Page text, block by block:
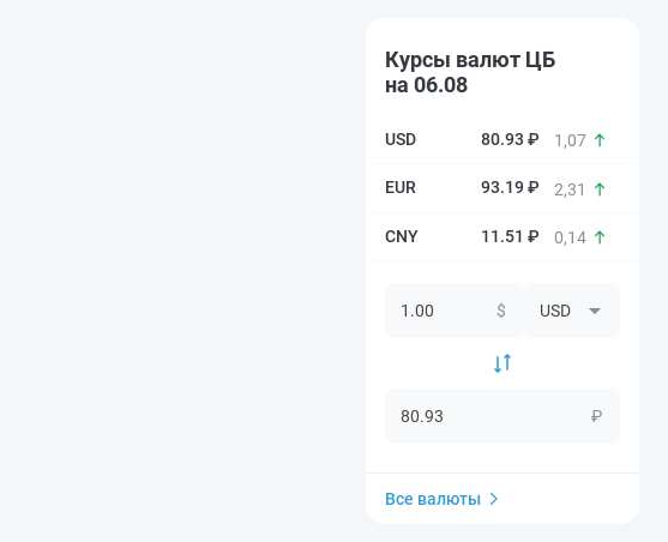
Курсы валют ЦБ
на 06.08
80.93 ₽ 1,07
93.19 ₽ 2,31
11.51 ₽ 0,14
$
₽
Все валюты